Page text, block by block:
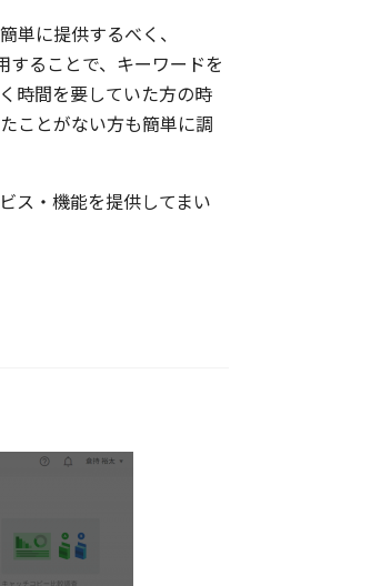
単に提供するべく、
ることで、キーワードを
時間を要していた方の時
ことがない方も簡単に調
ス・機能を提供してまい